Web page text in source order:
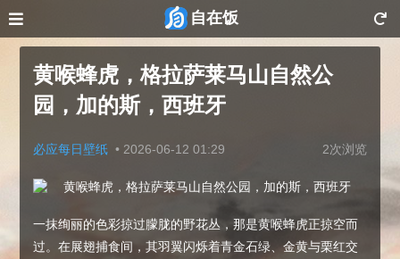
自在饭
黄喉蜂虎，格拉萨莱马山自然公
园，加的斯，西班牙
必应每日壁纸 • 2026-06-12 01:29 2次浏览
一抹绚丽的色彩掠过朦胧的野花丛，那是黄喉蜂虎正掠空而
过。在展翅捕食间，其羽翼闪烁着青金石绿、金黄与栗红交